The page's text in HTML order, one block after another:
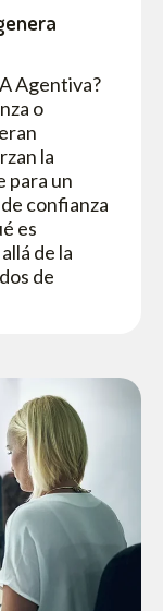
Agentiva?
o
la
para un
confianza
es
de la
de